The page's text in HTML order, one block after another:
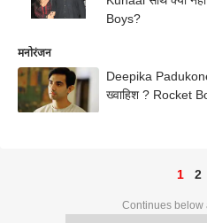
Boys?
मनोरंजन
Deepika
ख्वाहिश ? Rocket
1 2
Continues below